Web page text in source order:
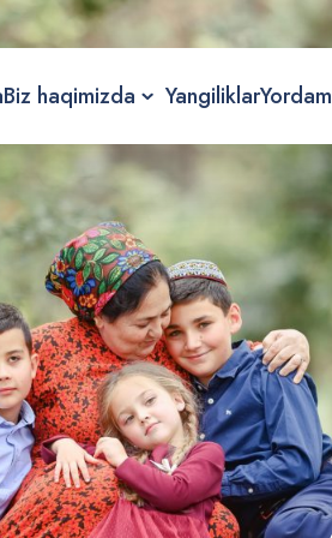
Biz haqimizda YangiliklarYordam